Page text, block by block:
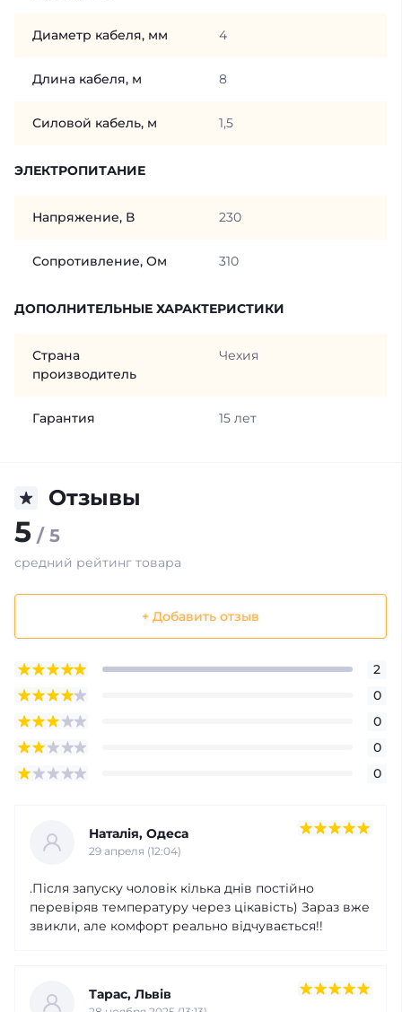
Диаметр кабеля, мм 4
Длина кабеля, м 8
Силовой кабель, м 1,5
ЭЛЕКТРОПИТАНИЕ
Напряжение, В 230
Сопротивление, Ом 310
ДОПОЛНИТЕЛЬНЫЕ ХАРАКТЕРИСТИКИ
Страна
производитель
Чехия
Гарантия 15 лет
Отзывы
5 / 5
средний рейтинг товара
+ Добавить отзыв
2
0
0
0
0
Наталія, Одеса
29 апреля (12:04)
.Після запуску чоловік кілька днів постійно
перевіряв температуру через цікавість) Зараз вже
звикли, але комфорт реально відчувається!!
Тарас, Львів